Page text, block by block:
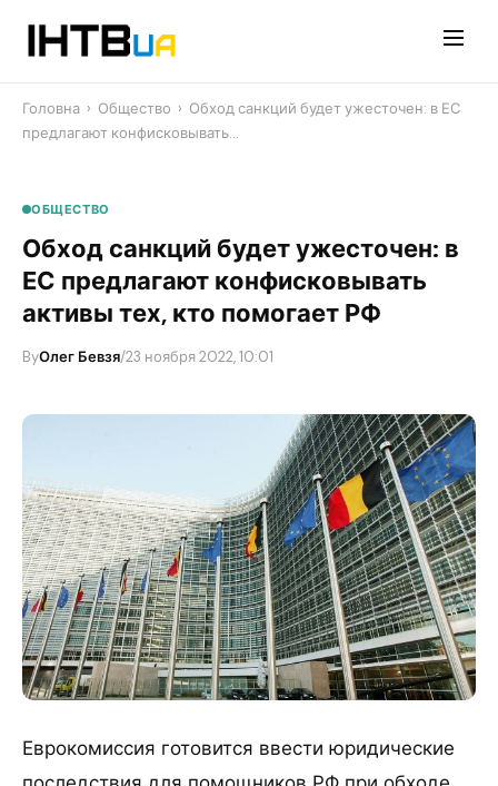
Головна › Общество › Обход санкций будет ужесточен: в ЕС
предлагают конфисковывать…
ОБЩЕСТВО
Обход санкций будет ужесточен: в
ЕС предлагают конфисковывать
активы тех, кто помогает РФ
ByОлег Бевзя/23 ноября 2022, 10:01
Еврокомиссия готовится ввести юридические